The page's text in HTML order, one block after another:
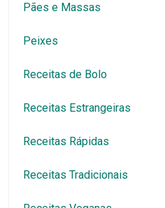
Pães e Massas
Peixes
Receitas de Bolo
Receitas Estrangeiras
Receitas Rápidas
Receitas Tradicionais